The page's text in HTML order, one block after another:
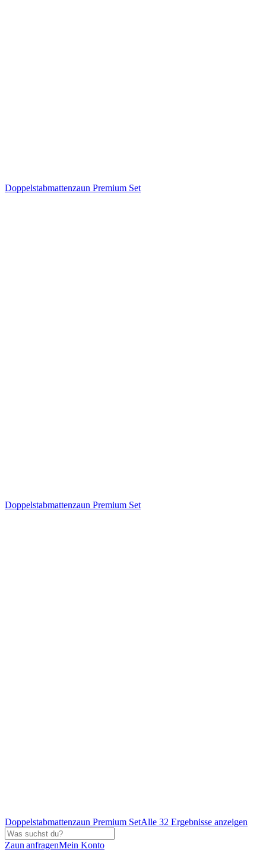
Doppelstabmattenzaun Premium Set
Doppelstabmattenzaun Premium Set
Doppelstabmattenzaun Premium SetAlle 32 Ergebnisse anzeigen
Zaun anfragenMein Konto